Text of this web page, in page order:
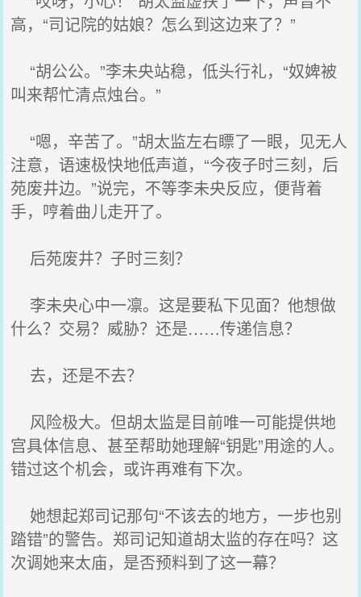
高，“司记院的姑娘？怎么到这边来了？”
“胡公公。”李未央站稳，低头行礼，“奴婢被
叫来帮忙清点烛台。”
“嗯，辛苦了。”胡太监左右瞟了一眼，见无人
注意，语速极快地低声道，“今夜子时三刻，后
苑废井边。”说完，不等李未央反应，便背着
手，哼着曲儿走开了。
后苑废井？子时三刻？
李未央心中一凛。这是要私下见面？他想做
什么？交易？威胁？还是……传递信息？
去，还是不去？
风险极大。但胡太监是目前唯一可能提供地
宫具体信息、甚至帮助她理解“钥匙”用途的人。
错过这个机会，或许再难有下次。
她想起郑司记那句“不该去的地方，一步也别
踏错”的警告。郑司记知道胡太监的存在吗？这
次调她来太庙，是否预料到了这一幕？